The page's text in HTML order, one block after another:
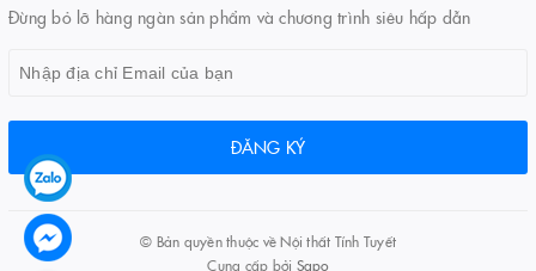
Đừng bỏ lỡ hàng ngàn sản phẩm và chương trình siêu hấp dẫn
ĐĂNG KÝ
© Bản quyền thuộc vềNội thất Tính Tuyết
Cung cấp bởi Sapo